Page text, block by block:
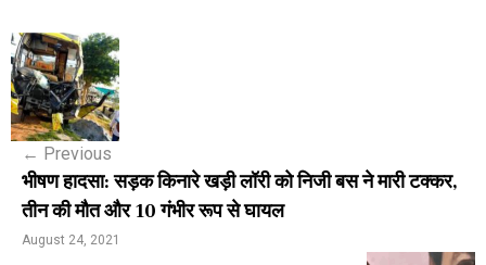
P
o
s
n
a
← Previous
भीषण हादसा: सड़क किनारे खड़ी लॉरी को निजी बस ने मारी टक्कर,
तीन की मौत और 10 गंभीर रूप से घायल
August 24, 2021